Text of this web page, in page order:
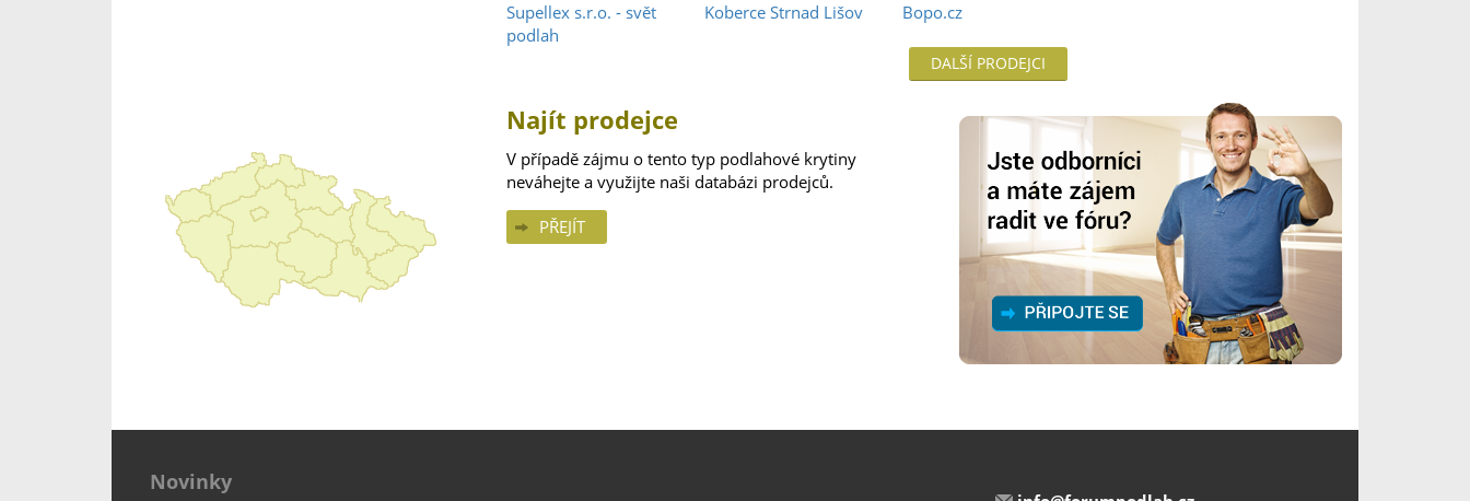
Supellex s.r.o. - svět
podlah
Koberce Strnad Lišov Bopo.cz
DALŠÍ PRODEJCI
Najít prodejce
V případě zájmu o tento typ podlahové krytiny
neváhejte a využijte naši databázi prodejců.
PŘEJÍT
Novinky